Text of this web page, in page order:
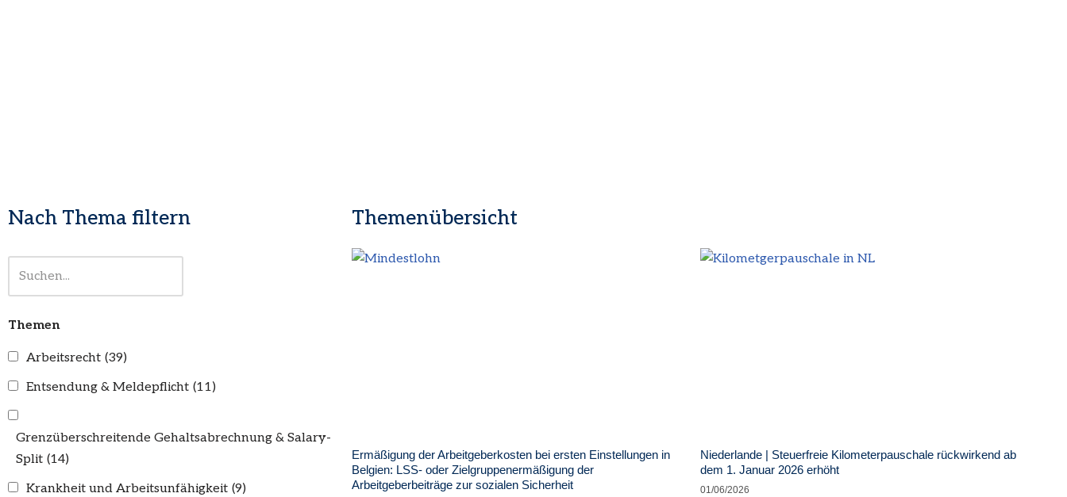
Nach Thema filtern
Themen
Arbeitsrecht (39)
Entsendung & Meldepflicht (11)
Grenzüberschreitende Gehaltsabrechnung & Salary-
Split (14)
Krankheit und Arbeitsunfähigkeit (9)
Themenübersicht
Ermäßigung der Arbeitgeberkosten bei ersten Einstellungen in
Belgien: LSS- oder Zielgruppenermäßigung der
Arbeitgeberbeiträge zur sozialen Sicherheit
Niederlande | Steuerfreie Kilometerpauschale rückwirkend ab
dem 1. Januar 2026 erhöht
01/06/2026